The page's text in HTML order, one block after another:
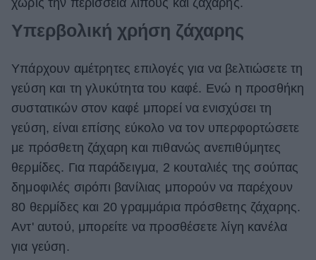
Υπερβολική χρήση ζάχαρης
Υπάρχουν αμέτρητες επιλογές για να βελτιώσετε τη
γεύση και τη γλυκύτητα του καφέ. Ενώ η προσθήκη
συστατικών στον καφέ μπορεί να ενισχύσει τη
γεύση, είναι επίσης εύκολο να τον υπερφορτώσετε
με πρόσθετη ζάχαρη και πιθανώς ανεπιθύμητες
θερμίδες. Για παράδειγμα, 2 κουταλιές της σούπας
δημοφιλές σιρόπι βανίλιας μπορούν να παρέχουν
80 θερμίδες και 20 γραμμάρια πρόσθετης ζάχαρης.
Αντ' αυτού, μπορείτε να προσθέσετε λίγη κανέλα
για γεύση.